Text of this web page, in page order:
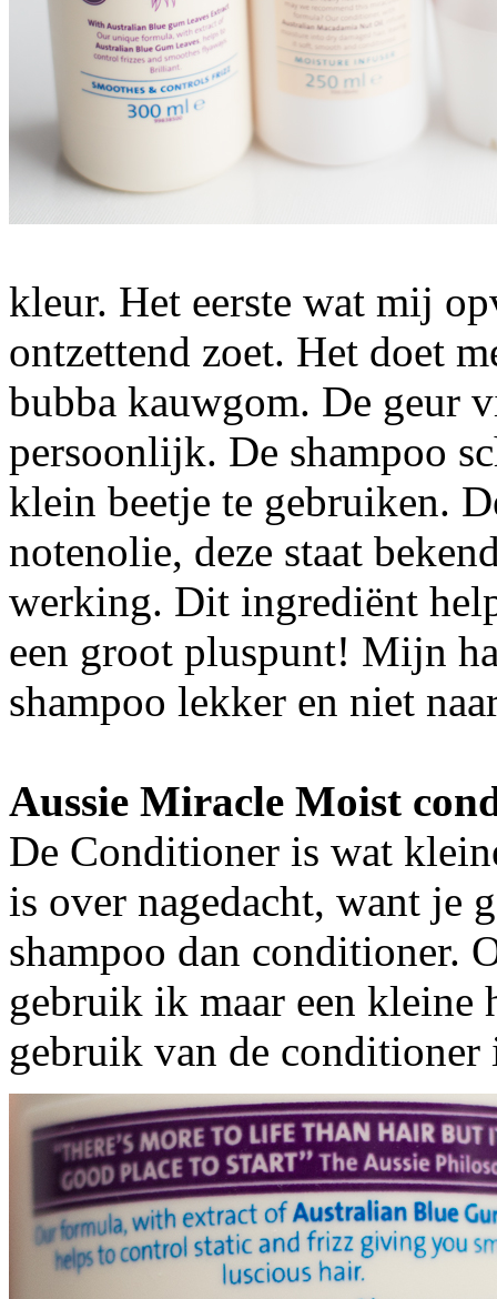
kleur. Het eerste wat mij
ontzettend zoet. Het doet
bubba kauwgom. De geur
persoonlijk. De shampoo
klein beetje te gebruiken.
notenolie, deze staat
werking. Dit ingrediënt
een groot pluspunt! Mijn
shampoo lekker en niet
Aussie Miracle Moist
De Conditioner is wat
is over nagedacht, want je
shampoo dan conditioner.
gebruik ik maar een kleine
gebruik van de conditioner